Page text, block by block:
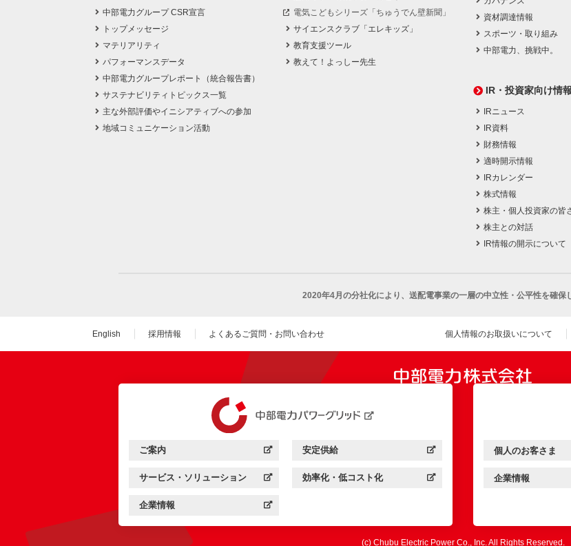
中部電力グループ CSR宣言
トップメッセージ
マテリアリティ
パフォーマンスデータ
中部電力グループレポート（統合報告書）
サステナビリティトピックス一覧
主な外部評価やイニシアティブへの参加
地域コミュニケーション活動
電気こどもシリーズ「ちゅうでん壁新聞」
サイエンスクラブ「エレキッズ」
教育支援ツール
教えて！よっしー先生
資材調達情報
スポーツ・取り組み
中部電力、挑戦中。
IR・投資家向け情報
IRニュース
IR資料
財務情報
適時開示情報
IRカレンダー
株式情報
株主・個人投資家の皆
株主との対話
IR情報の開示について
2020年4月の分社化により、 送配電事業の一層の中立性・公平性を確保
English 採用情報 よくあるご質問・お問い合わせ 個人情報のお取扱いについて
中部電力パワーグリッド：
ご案内
（新しいウィンドウを開きます） 中部電力パワーグリッド：
安定供給
（新しいウィンドウを開きます）
中部電力パワーグリッド：
サービス・ソリューション
（新しいウィンドウを開きます） 中部電力パワーグリッド：
効率化・低コスト化
（新しいウィンドウを開きます）
中部電力パワーグリッド：
企業情報
（新しいウィンドウを開きます）
中部電力ミライズ：
個人のお客さま
（新しいウィンド
中部電力ミライズ：
企業情報
（新しいウィンド
(c) Chubu Electric Power Co., Inc. All Rights Reserved.